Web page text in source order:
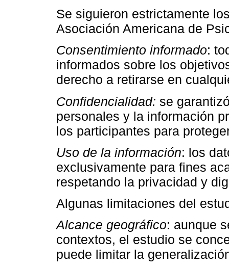
Se siguieron estrictamente
Asociación Americana de
Consentimiento informado:
informados sobre los
derecho a retirarse en
Confidencialidad: se
personales y la información
los participantes para
Uso de la información: los
exclusivamente para fines
respetando la privacidad y
Algunas limitaciones del
Alcance geográfico: aunque
contextos, el estudio se
puede limitar la